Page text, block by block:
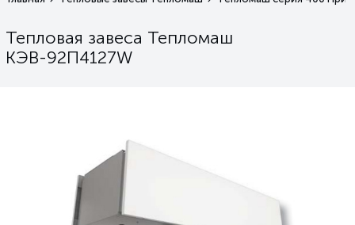
Тепловая завеса Тепломаш
КЭВ-92П4127W